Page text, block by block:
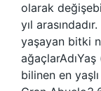
olarak
yıl
yaşayan bitki
bilinen en